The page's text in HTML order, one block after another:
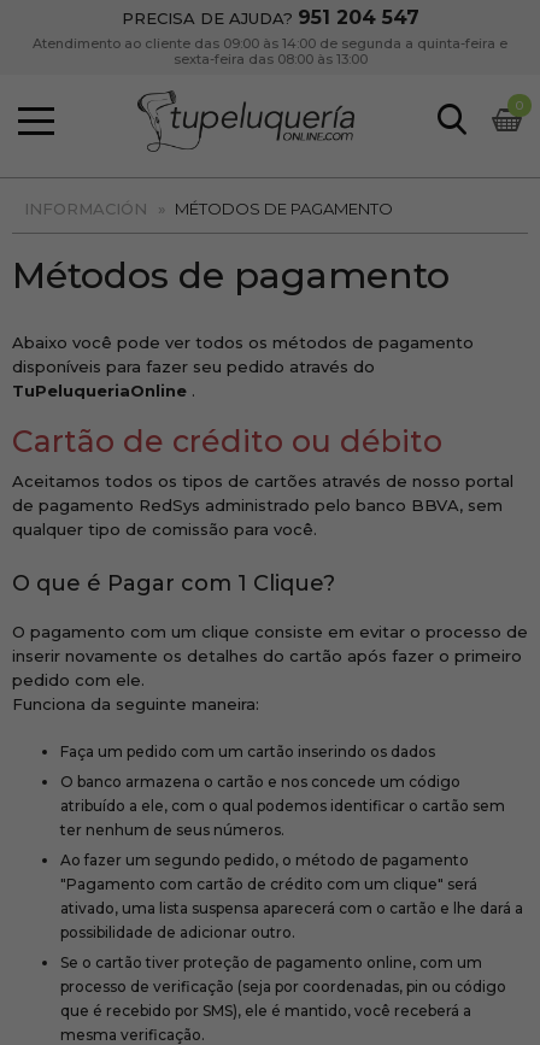
PRECISA DE AJUDA? 951 204 547
Atendimento ao cliente das 09:00 às 14:00 de segunda a quinta-feira e
sexta-feira das 08:00 às 13:00
0
INFORMACIÓN » MÉTODOS DE PAGAMENTO
Métodos de pagamento
Abaixo você pode ver todos os métodos de pagamento
disponíveis para fazer seu pedido através do
TuPeluqueriaOnline .
Cartão de crédito ou débito
Aceitamos todos os tipos de cartões através de nosso portal
de pagamento RedSys administrado pelo banco BBVA, sem
qualquer tipo de comissão para você.
O que é Pagar com 1 Clique?
O pagamento com um clique consiste em evitar o processo de
inserir novamente os detalhes do cartão após fazer o primeiro
pedido com ele.
Funciona da seguinte maneira:
Faça um pedido com um cartão inserindo os dados
O banco armazena o cartão e nos concede um código
atribuído a ele, com o qual podemos identificar o cartão sem
ter nenhum de seus números.
Ao fazer um segundo pedido, o método de pagamento
"Pagamento com cartão de crédito com um clique" será
ativado, uma lista suspensa aparecerá com o cartão e lhe dará a
possibilidade de adicionar outro.
Se o cartão tiver proteção de pagamento online, com um
processo de verificação (seja por coordenadas, pin ou código
que é recebido por SMS), ele é mantido, você receberá a
mesma verificação.